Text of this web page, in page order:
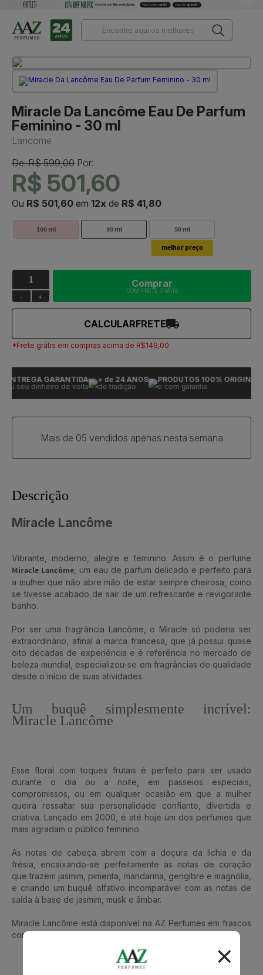
Miracle Da Lancôme Eau De Parfum
Feminino - 30 ml
Lancome
De: R$ 599,00 Por:
R$ 501,60
Ou R$ 501,60 em 12x de R$ 41,80
100 ml 30 ml 50 ml
- +
Comprar
COM FRETE GRÁTIS
CALCULARFRETE
*Frete grátis em compras acima de R$149,00
ENTREGA GARANTIDA
ou seu dinheiro de volta
+ de 24 ANOS
de tradição
PRODUTOS 100% ORIGINAIS
e com garantia
Mais de 05 vendidos apenas nesta semana
Descrição
Miracle Lancôme
Vibrante, moderno, alegre e feminino. Assim é o perfume
Miracle Lancôme, um eau de parfum delicado e perfeito para
a mulher que não abre mão de estar sempre cheirosa, como
se tivesse acabado de sair de um refrescante e revigorante
banho.
Por ser uma fragrância Lancôme, o Miracle só poderia ser
extraordinário, afinal a marca francesa, que já possui quase
oito décadas de experiência e é referência no mercado de
beleza mundial, especializou-se em fragrâncias de qualidade
desde o início de suas atividades.
Um buquê simplesmente incrível:
Miracle Lancôme
Esse floral com toques frutais é perfeito para ser usado
durante o dia ou a noite, em passeios especiais,
compromissos, ou em qualquer ocasião em que a mulher
queira ressaltar sua personalidade confiante, divertida e
criativa. Lançado em 2000, é até hoje um dos perfumes que
mais agradam o público feminino.
As notas de cabeça abrem com a doçura da lichia e da
frésia, encaixando-se perfeitamente às notas de coração
que trazem jasmim, pimenta, mandarina, gengibre e magnólia,
e criando um buquê olfativo incomparável com as notas de
saída à base de jasmim, musk e âmbar.
Miracle Lancôme está disponível na AZ Perfumes em frascos
contendo 30ml, 50ml ou 100ml.